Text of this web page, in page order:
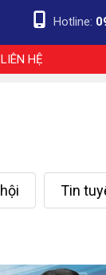
Hotline:
LIÊN HỆ
Tin